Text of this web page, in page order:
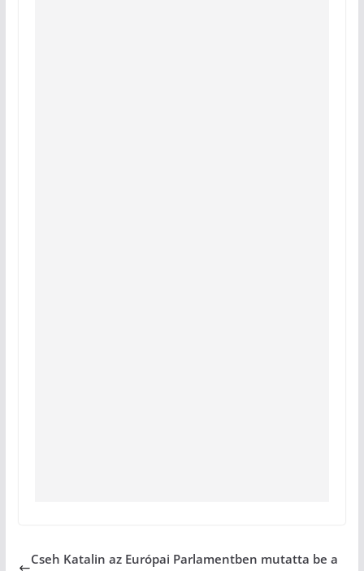
Cseh Katalin az Európai Parlamentben mutatta be a